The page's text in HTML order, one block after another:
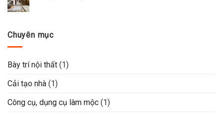
Chuyên mục
Bày trí nội thất (1)
Cải tạo nhà (1)
Công cụ, dụng cụ làm mộc (1)